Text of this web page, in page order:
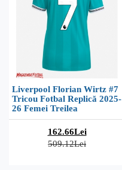
Liverpool Florian Wirtz #7
Tricou Fotbal Replică 2025-
26 Femei Treilea
162.66Lei
509.12Lei